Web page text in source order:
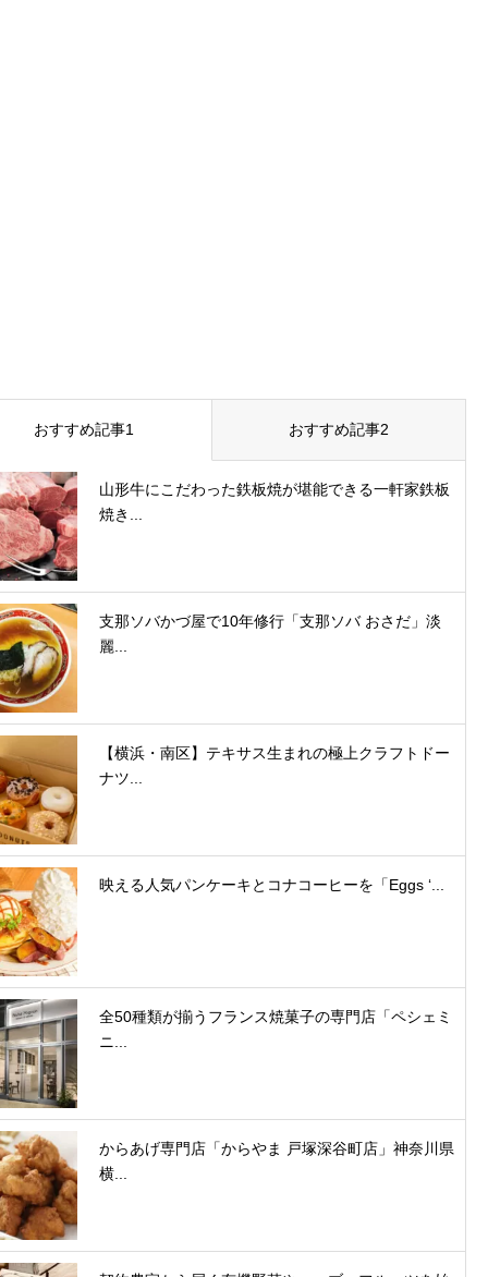
おすすめ記事1 おすすめ記事2
山形牛にこだわった鉄板焼が堪能できる一軒家鉄板
焼き...
支那ソバかづ屋で10年修行「支那ソバ おさだ」淡
麗...
【横浜・南区】テキサス生まれの極上クラフトドー
ナツ...
映える人気パンケーキとコナコーヒーを「Eggs ‘...
全50種類が揃うフランス焼菓子の専門店「ペシェミ
ニ...
からあげ専門店「からやま 戸塚深谷町店」神奈川県
横...